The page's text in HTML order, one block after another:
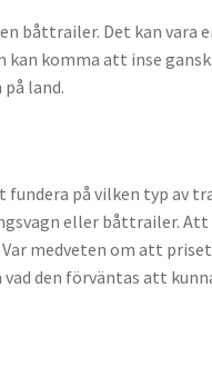
båttrailer. Det kan vara
kan komma att inse
land.
på vilken typ av
eller båttrailer. Att
medveten om att priset
den förväntas att